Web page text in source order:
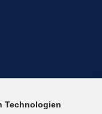
Technologien